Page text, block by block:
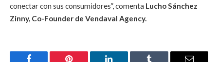
conectar con sus consumidores”, comenta Lucho Sánchez
Zinny, Co-Founder de Vendaval Agency.